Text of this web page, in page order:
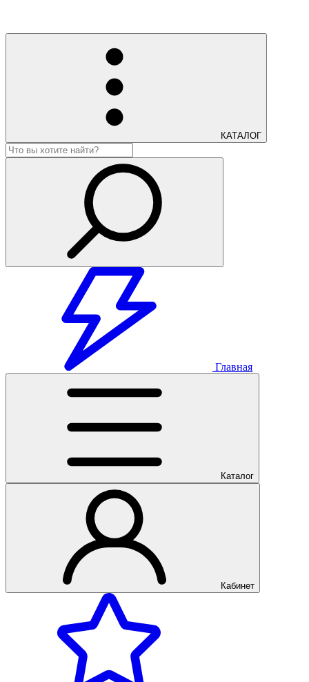
КАТАЛОГ
Главная
Каталог
Кабинет